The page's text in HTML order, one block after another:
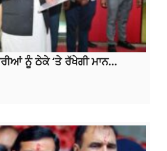
ਨੂੰ ਠੇਕੇ ‘ਤੇ ਰੱਖੇਗੀ ਮਾਨ...